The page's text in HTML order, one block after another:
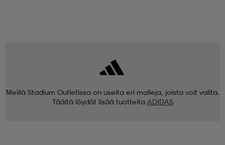
Meillä Stadium Outletissa on useita eri malleja, joista voit valita.
Täältä löydät lisää tuotteita ADIDAS